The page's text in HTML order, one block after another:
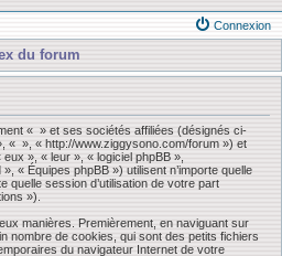
Connexion
du forum
« » et ses sociétés affiliées (désignés ci-
« », « http://www.ziggysono.com/forum ») et
», « leur », « logiciel phpBB »,
« Équipes phpBB ») utilisent n’importe quelle
quelle session d’utilisation de votre part
»).
manières. Premièrement, en naviguant sur
nombre de cookies, qui sont des petits fichiers
du navigateur Internet de votre